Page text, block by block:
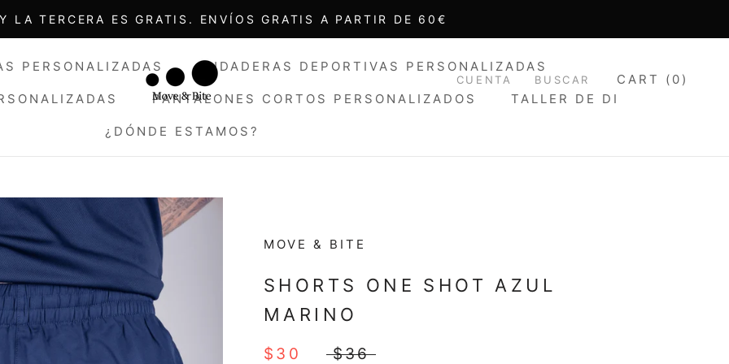
LA TERCERA ES GRATIS. ENVÍOS GRATIS A PARTIR DE 60€
PERSONALIZADAS SUDADERAS DEPORTIVAS PERSONALIZADAS
PANTALONES CORTOS PERSONALIZADOS TALLER DE DI
¿DÓNDE ESTAMOS?
CUENTA BUSCAR CART ( 0 )
MOVE & BITE
SHORTS ONE SHOT AZUL
MARINO
$30 $36